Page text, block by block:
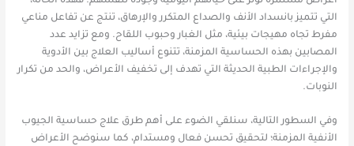
التي تتميز بانسداد الأنف والصداع المتكرر والإرهاق، تنتج عن تفاعل مناعي
مفرط تجاه مهيجات بيئية، مثل الغبار وحبوب اللقاح. ومع تزايد عدد
المصابين بهذه الحساسية المزمنة، تتنوع أساليب العلاج بين الأدوية
والإجراءات الطبية الحديثة التي تهدف إلى تخفيف الأعراض، والحد من تكرار
النوبات.
وفي السطور التالية، سنلقي الضوء على أهم طرق علاج حساسية الجيوب
الأنفية المزمنة؛ لتحقيق تحسن فعال ومستدام، كما سنوضح الأعراض